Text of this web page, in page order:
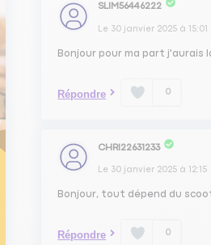
SLIM56446222
Le 30 janvier 2025 à 15:01
Bonjour pour ma part j'aurais
Répondre 0
CHRI22631233
Le 30 janvier 2025 à 12:15
Bonjour, tout dépend du
Répondre 0